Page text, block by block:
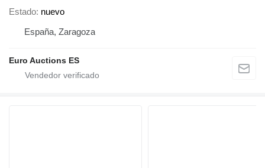
Estado nuevo
España, Zaragoza
Euro Auctions ES